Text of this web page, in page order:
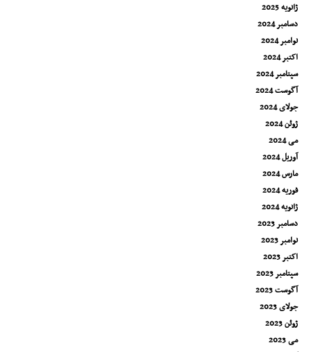
ژانویه 2025
دسامبر 2024
نوامبر 2024
اکتبر 2024
سپتامبر 2024
آگوست 2024
جولای 2024
ژوئن 2024
می 2024
آوریل 2024
مارس 2024
فوریه 2024
ژانویه 2024
دسامبر 2023
نوامبر 2023
اکتبر 2023
سپتامبر 2023
آگوست 2023
جولای 2023
ژوئن 2023
می 2023